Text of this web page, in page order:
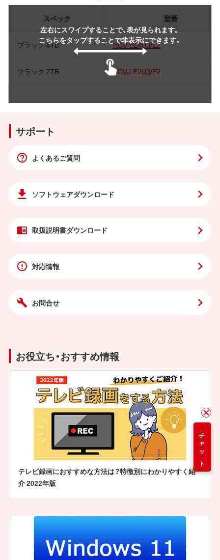
左右にスワイプすることで、表が見られます。
こちらをタップすることで非表示にできます。
スペック 型番
ブラック 4TB HDV-LE4U3/E2
ブラック 2TB HDV-LE2U3/E2
サポート
よくあるご質問
ソフトウェアダウンロード
取扱説明書ダウンロード
対応情報
お問合せ
お役立ち・おすすめ情報
テレビ録画におすすめな方法は？特徴別にわかりやすく紹
介 2022年版
チャット